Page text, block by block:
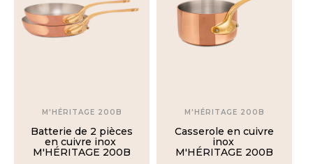
M'HÉRITAGE 200B
Batterie de 2 pièces
en cuivre inox
M'HÉRITAGE 200B
M'HÉRITAGE 200B
Casserole en cuivre
inox
M'HÉRITAGE 200B